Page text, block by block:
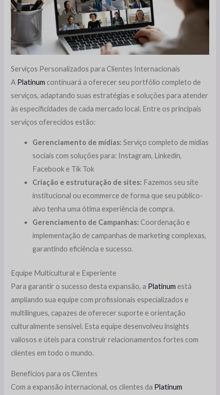
Serviços Personalizados para Clientes Internacionais
A Platinum continuará a oferecer seu portfólio completo de
serviços, adaptando suas estratégias e soluções para atender
às especificidades de cada mercado local. Entre os principais
serviços oferecidos estão:
Gerenciamento de mídias: Serviço completo de mídias
sociais com soluções para: Instagram, Linkedin,
Facebook e Tik Tok
Criação e estruturação de sites: Fazemos seu site
institucional ou ecommerce de forma que seu público-
alvo tenha uma ótima experiência de compra.
Gerenciamento de Campanhas: Coordenação e
implementação de campanhas de marketing complexas,
garantindo eficiência e sucesso.
Equipe Multicultural e Experiente
Para garantir o sucesso desta expansão, a Platinum está
ampliando sua equipe com profissionais especializados e
multilíngues, capazes de oferecer suporte e orientação
culturalmente sensível. Esta equipe desenvolveu insights
valiosos e úteis para construir relacionamentos fortes com
clientes em todo o mundo.
Benefícios para os Clientes
Com a expansão internacional, os clientes da Platinum